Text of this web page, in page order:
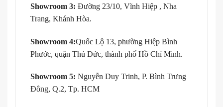
Showroom 3: Đường 23/10, Vĩnh Hiệp , Nha
Trang, Khánh Hòa.
Showroom 4:Quốc Lộ 13, phường Hiệp Bình
Phước, quận Thủ Đức, thành phố Hồ Chí Minh.
Showroom 5: Nguyễn Duy Trinh, P. Bình Trưng
Đông, Q.2, Tp. HCM